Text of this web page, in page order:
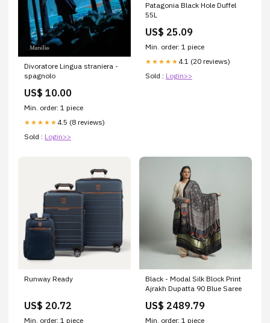
Divoratore Lingua straniera -
spagnolo
US$ 10.00
Min. order: 1 piece
★★★★★ 4.5 (8 reviews)
Sold : Login>>
Patagonia Black Hole Duffel
55L
US$ 25.09
Min. order: 1 piece
★★★★★ 4.1 (20 reviews)
Sold : Login>>
Runway Ready
US$ 20.72
Min. order: 1 piece
Black - Modal Silk Block Print
Ajrakh Dupatta 90 Blue Saree
US$ 2489.79
Min. order: 1 piece